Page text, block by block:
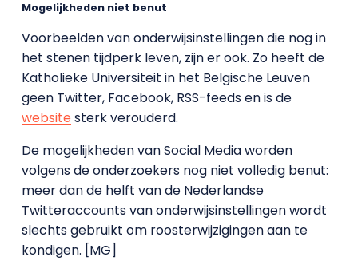
Mogelijkheden niet benut
Voorbeelden van onderwijsinstellingen die nog in
het stenen tijdperk leven, zijn er ook. Zo heeft de
Katholieke Universiteit in het Belgische Leuven
geen Twitter, Facebook, RSS-feeds en is de
websitesterk verouderd.
De mogelijkheden van Social Media worden
volgens de onderzoekers nog niet volledig benut:
meer dan de helft van de Nederlandse
Twitteraccounts van onderwijsinstellingen wordt
slechts gebruikt om roosterwijzigingen aan te
kondigen. [MG]